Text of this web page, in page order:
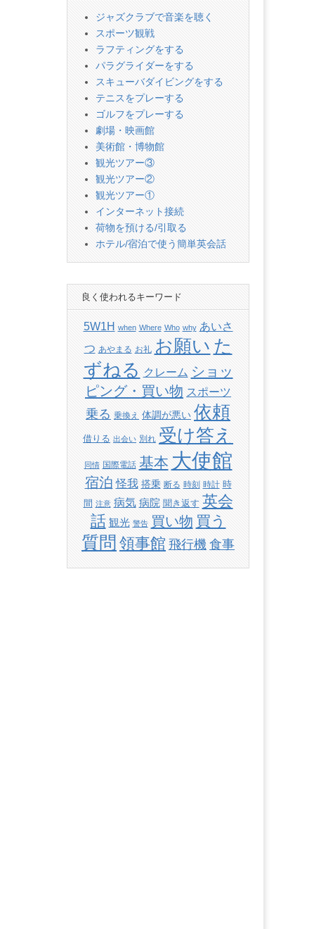
ジャズクラブで音楽を聴く
スポーツ観戦
ラフティングをする
パラグライダーをする
スキューバダイビングをする
テニスをプレーする
ゴルフをプレーする
劇場・映画館
美術館・博物館
観光ツアー③
観光ツアー②
観光ツアー①
インターネット接続
荷物を預ける/引取る
ホテル/宿泊で使う簡単英会話
良く使われるキーワード
5W1H when Where Who why あいさ
つ あやまる お礼 お願い た
ずねる クレーム ショッ
ピング・買い物 スポーツ
乗る 乗換え 体調が悪い 依頼
借りる 出会い 別れ 受け答え
同情 国際電話 基本 大使館
宿泊 怪我 搭乗 断る 時刻 時計 時
間 注意 病気 病院 聞き返す 英会
話 観光 警告 買い物 買う
質問 領事館 飛行機 食事